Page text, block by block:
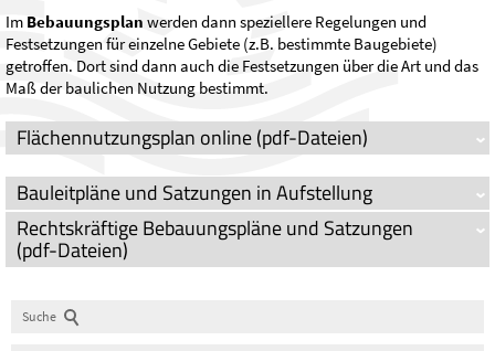
Im Bebauungsplan werden dann speziellere Regelungen und
Festsetzungen für einzelne Gebiete (z.B. bestimmte Baugebiete)
getroffen. Dort sind dann auch die Festsetzungen über die Art und das
Maß der baulichen Nutzung bestimmt.
Flächennutzungsplan online (pdf-Dateien)
Bauleitpläne und Satzungen in Aufstellung
Rechtskräftige Bebauungspläne und Satzungen
(pdf-Dateien)
Suche